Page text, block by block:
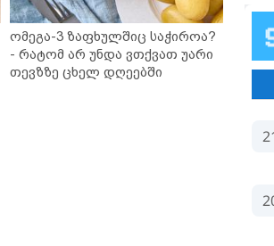
ომეგა-3 ზაფხულშიც საჭიროა?
- რატომ არ უნდა ვთქვათ უარი
თევზზე ცხელ დღეებში